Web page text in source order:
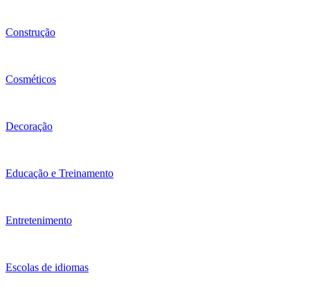
Construção
Cosméticos
Decoração
Educação e Treinamento
Entretenimento
Escolas de idiomas